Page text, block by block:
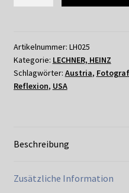
2006
Menge
Artikelnummer: LH025
Kategorie: LECHNER, HEINZ
Schlagwörter: Austria,
Reflexion, USA
Beschreibung
Zusätzliche Information